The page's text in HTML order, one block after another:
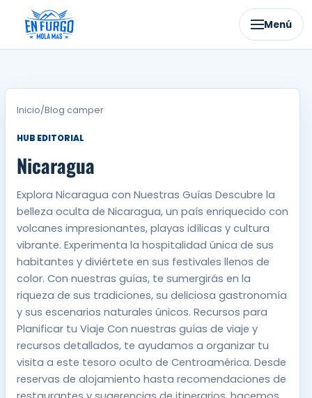
contenido
Menú
Inicio/Blog camper
HUB EDITORIAL
Nicaragua
Explora Nicaragua con Nuestras Guías Descubre la
belleza oculta de Nicaragua, un país enriquecido con
volcanes impresionantes, playas idílicas y cultura
vibrante. Experimenta la hospitalidad única de sus
habitantes y diviértete en sus festivales llenos de
color. Con nuestras guías, te sumergirás en la
riqueza de sus tradiciones, su deliciosa gastronomía
y sus escenarios naturales únicos. Recursos para
Planificar tu Viaje Con nuestras guías de viaje y
recursos detallados, te ayudamos a organizar tu
visita a este tesoro oculto de Centroamérica. Desde
reservas de alojamiento hasta recomendaciones de